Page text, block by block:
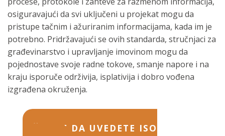
osiguravajući da svi uključeni u projekat mogu da
pristupe tačnim i ažuriranim informacijama, kada im je
potrebno. Pridržavajući se ovih standarda, stručnjaci za
građevinarstvo i upravljanje imovinom mogu da
pojednostave svoje radne tokove, smanje napore i na
kraju isporuče održivija, isplativija i dobro vođena
izgrađena okruženja.
ŽELITE DA UVEDETE ISO